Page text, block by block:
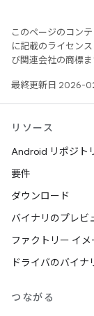
このページのコン
に記載のライセン
び関連会社の商標ま
最終更新日 2026-
リソース
Android リポジト
要件
ダウンロード
バイナリのプレビ
ファクトリー イメ
ドライバのバイナ
つながる